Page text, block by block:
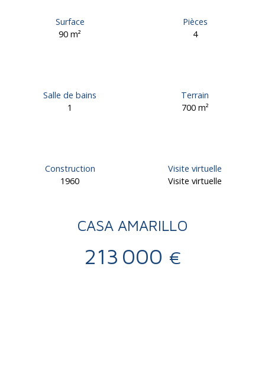
Surface
90m²
Pièces
4
Salle de bains
1
Terrain
700 m²
Construction
1960
Visite virtuelle
Visite virtuelle
CASA AMARILLO
213 000 €